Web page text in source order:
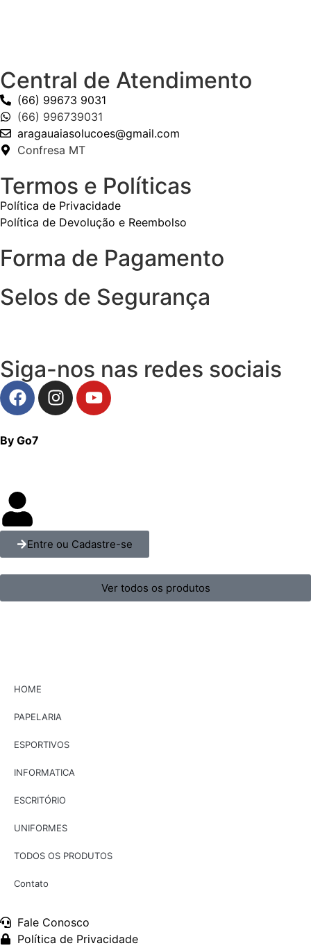
Central de Atendimento
(66) 99673 9031
(66) 996739031
aragauaiasolucoes@gmail.com
Confresa MT
Termos e Políticas
Política de Privacidade
Política de Devolução e Reembolso
Forma de Pagamento
Selos de Segurança
Siga-nos nas redes sociais
By Go7
Entre ou Cadastre-se
Ver todos os produtos
HOME
PAPELARIA
ESPORTIVOS
INFORMATICA
ESCRITÓRIO
UNIFORMES
TODOS OS PRODUTOS
Contato
Fale Conosco
Política de Privacidade